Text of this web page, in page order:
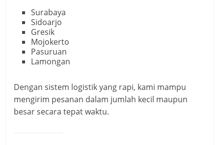
Surabaya
Sidoarjo
Gresik
Mojokerto
Pasuruan
Lamongan
Dengan sistem logistik yang rapi, kami mampu
mengirim pesanan dalam jumlah kecil maupun
besar secara tepat waktu.